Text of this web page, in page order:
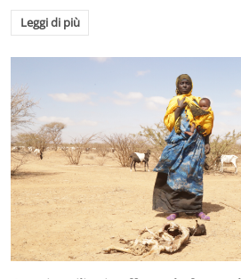
Leggi di più